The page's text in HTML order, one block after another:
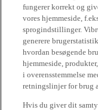
fungerer korrekt og
vores hjemmeside,
sprogindstillinger.
generere
hvordan besøgende
hjemmeside,
i overensstemmelse
retningslinjer for brug
Hvis du giver dit